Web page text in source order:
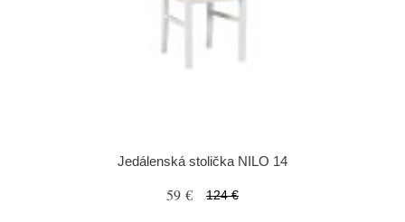
Jedálenská stolička NILO 14
59 € 124 €